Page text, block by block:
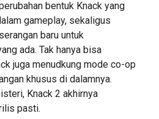
bentuk Knack yang
gameplay, sekaligus
baru untuk
ada. Tak hanya bisa
juga menudkung mode co-op
khusus di dalamnya.
Knack 2 akhirnya
pasti.